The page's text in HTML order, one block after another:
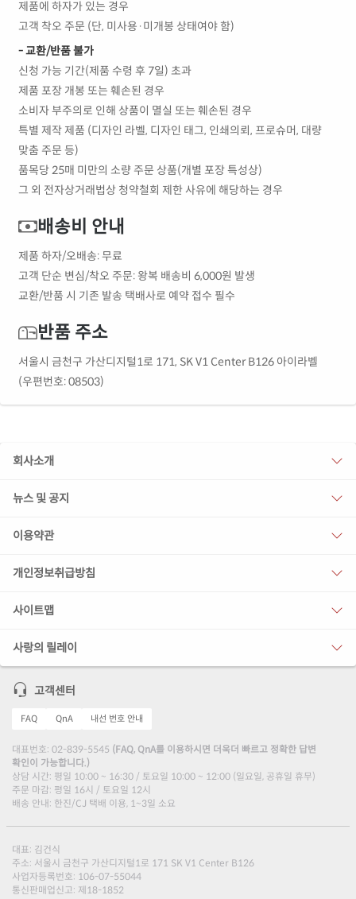
제품에 하자가 있는 경우
고객 착오 주문 (단, 미사용·미개봉 상태여야 함)
- 교환/반품 불가
신청 가능 기간(제품 수령 후 7일) 초과
제품 포장 개봉 또는 훼손된 경우
소비자 부주의로 인해 상품이 멸실 또는 훼손된 경우
특별 제작 제품 (디자인 라벨, 디자인 태그, 인쇄의뢰, 프로슈머, 대량
맞춤 주문 등)
품목당 25매 미만의 소량 주문 상품(개별 포장 특성상)
그 외 전자상거래법상 청약철회 제한 사유에 해당하는 경우
배송비 안내
제품 하자/오배송: 무료
고객 단순 변심/착오 주문: 왕복 배송비 6,000원 발생
교환/반품 시 기존 발송 택배사로 예약 접수 필수
반품 주소
서울시 금천구 가산디지털1로 171, SK V1 Center B126 아이라벨
(우편번호: 08503)
회사소개
뉴스 및 공지
이용약관
개인정보취급방침
사이트맵
사랑의 릴레이
고객센터
FAQ QnA 내선 번호 안내
대표번호: 02-839-5545 (FAQ, QnA를 이용하시면 더욱더 빠르고 정확한 답변
확인이 가능합니다.)
상담 시간: 평일 10:00 ~ 16:30 / 토요일 10:00 ~ 12:00 (일요일, 공휴일 휴무)
주문 마감: 평일 16시 / 토요일 12시
배송 안내: 한진/CJ 택배 이용, 1~3일 소요
대표: 김건식
주소: 서울시 금천구 가산디지털1로 171 SK V1 Center B126
사업자등록번호: 106-07-55044
통신판매업신고: 제18-1852